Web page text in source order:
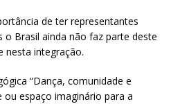
de ter representantes
Brasil ainda não faz parte deste
nesta integração.
“Dança, comunidade e
espaço imaginário para a